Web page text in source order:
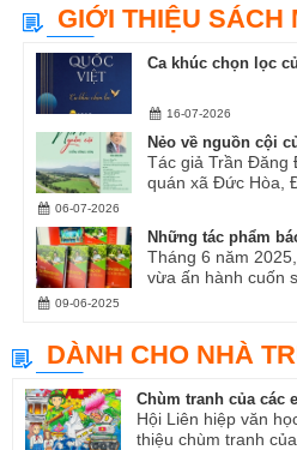
GIỚI THIỆU SÁCH
Ca khúc chọn lọc
16-07-2026
Nẻo về nguồn cội
Tác giả Trần Đăng
quán xã Đức Hòa,
06-07-2026
Những tác phẩm
Tháng 6 năm
vừa ấn hành cuốn
09-06-2025
DÀNH CHO NHÀ
Chùm tranh của các
Hội Liên hiệp văn
thiệu chùm tranh của